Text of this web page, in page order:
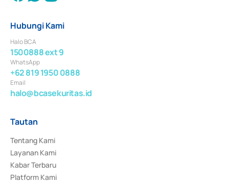
Hubungi Kami
Halo BCA
1500888 ext 9
WhatsApp
+62 819 1950 0888
Email
halo@bcasekuritas.id
Tautan
Tentang Kami
Layanan Kami
Kabar Terbaru
Platform Kami